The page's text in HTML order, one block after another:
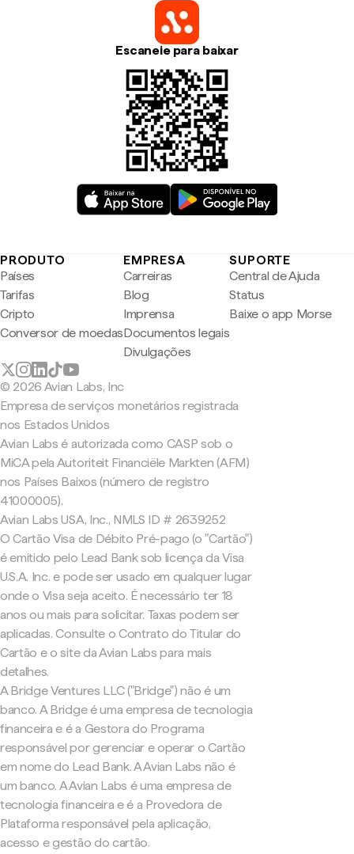
Escaneie para baixar
PRODUTO
Países
Tarifas
Cripto
Conversor de moedas
EMPRESA
Carreiras
Blog
Imprensa
Documentos legais
Divulgações
SUPORTE
Central de Ajuda
Status
Baixe o app Morse
© 2026 Avian Labs, Inc
Empresa de serviços monetários registrada
nos Estados Unidos
Avian Labs é autorizada como CASP sob o
MiCA pela Autoriteit Financiële Markten (AFM)
nos Países Baixos (número de registro
41000005).
Avian Labs USA, Inc., NMLS ID # 2639252
O Cartão Visa de Débito Pré-pago (o "Cartão")
é emitido pelo Lead Bank sob licença da Visa
U.S.A. Inc. e pode ser usado em qualquer lugar
onde o Visa seja aceito. É necessário ter 18
anos ou mais para solicitar. Taxas podem ser
aplicadas. Consulte o Contrato do Titular do
Cartão e o site da Avian Labs para mais
detalhes.
A Bridge Ventures LLC ("Bridge") não é um
banco. A Bridge é uma empresa de tecnologia
financeira e é a Gestora do Programa
responsável por gerenciar e operar o Cartão
em nome do Lead Bank. A Avian Labs não é
um banco. A Avian Labs é uma empresa de
tecnologia financeira e é a Provedora de
Plataforma responsável pela aplicação,
acesso e gestão do cartão.